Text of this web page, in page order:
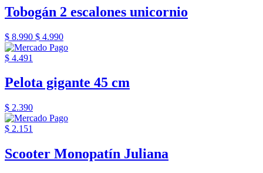
Tobogán 2 escalones unicornio
$ 8.990 $ 4.990
$ 4.491
Pelota gigante 45 cm
$ 2.390
$ 2.151
Scooter Monopatín Juliana